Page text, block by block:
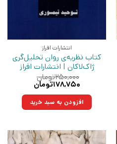
انتشارات افراز
کتاب نظریه‌ی روان‌ تحلیل‌‌گری
ژاک‌لاکان | انتشارات افراز
۲۵۰,۰۰۰تومان
قیمت
۲۵۰,۰۰۰تومان
بود.
۱۷۸,۷۵۰تومان
۱۷۸,۷۵۰تومان.افزودن به سبد خرید